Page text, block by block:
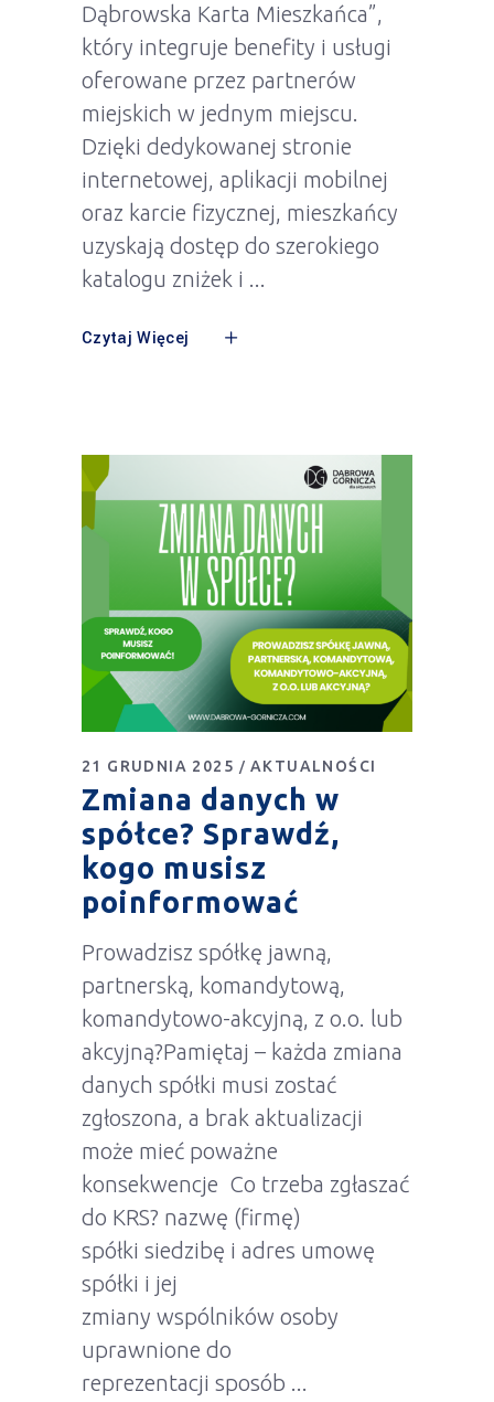
Dąbrowska Karta Mieszkańca”,
który integruje benefity i usługi
oferowane przez partnerów
miejskich w jednym miejscu.
Dzięki dedykowanej stronie
internetowej, aplikacji mobilnej
oraz karcie fizycznej, mieszkańcy
uzyskają dostęp do szerokiego
katalogu zniżek i
Czytaj Więcej
21 GRUDNIA 2025 AKTUALNOŚCI
Zmiana danych w
spółce? Sprawdź,
kogo musisz
poinformować
Prowadzisz spółkę jawną,
partnerską, komandytową,
komandytowo-akcyjną, z o.o. lub
akcyjną?Pamiętaj – każda zmiana
danych spółki musi zostać
zgłoszona, a brak aktualizacji
może mieć poważne
konsekwencje Co trzeba zgłaszać
do KRS? nazwę (firmę)
spółki siedzibę i adres umowę
spółki i jej
zmiany wspólników osoby
uprawnione do
reprezentacji sposób